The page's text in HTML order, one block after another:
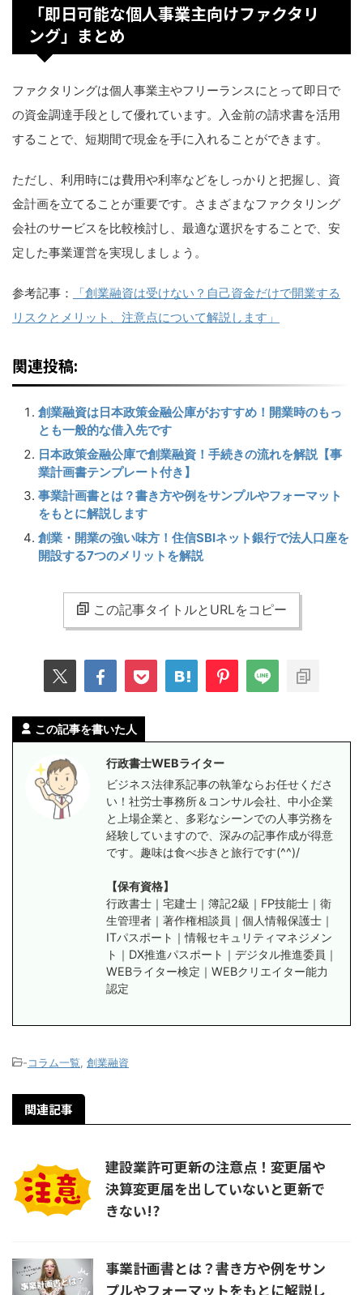
「即日可能な個人事業主向けファクタリ
ング」まとめ
ファクタリングは個人事業主やフリーランスにとって即日で
の資金調達手段として優れています。入金前の請求書を活用
することで、短期間で現金を手に入れることができます。
ただし、利用時には費用や利率などをしっかりと把握し、資
金計画を立てることが重要です。さまざまなファクタリング
会社のサービスを比較検討し、最適な選択をすることで、安
定した事業運営を実現しましょう。
参考記事：
「創業融資は受けない？自己資金だけで開業する
リスクとメリット、注意点について解説します」
関連投稿:
創業融資は日本政策金融公庫がおすすめ！開業時のもっ
とも一般的な借入先です
日本政策金融公庫で創業融資！手続きの流れを解説【事
業計画書テンプレート付き】
事業計画書とは？書き方や例をサンプルやフォーマット
をもとに解説します
創業・開業の強い味方！住信SBIネット銀行で法人口座を
開設する7つのメリットを解説
この記事タイトルとURLをコピー
この記事を書いた人
行政書士WEBライター
ビジネス法律系記事の執筆ならお任せくださ
い！社労士事務所＆コンサル会社、中小企業
と上場企業と、多彩なシーンでの人事労務を
経験していますので、深みの記事作成が得意
です。趣味は食べ歩きと旅行です(^^)/
【保有資格】
行政書士｜宅建士｜簿記2級｜FP技能士｜衛
生管理者｜著作権相談員｜個人情報保護士｜
ITパスポート｜情報セキュリティマネジメン
ト｜DX推進パスポート｜デジタル推進委員｜
WEBライター検定｜WEBクリエイター能力
認定
-コラム一覧 創業融資
関連記事
建設業許可更新の注意点！変更届や
決算変更届を出していないと更新で
きない!?
事業計画書とは？書き方や例をサン
プルやフォーマットをもとに解説し